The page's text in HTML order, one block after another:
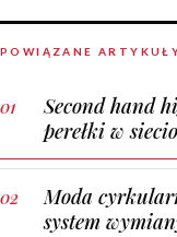
POWIĄZANE
Second hand
perełki w
Moda
system